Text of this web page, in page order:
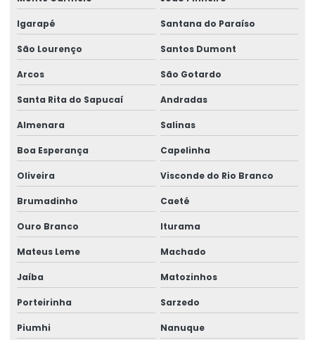
Ribbon 110x300 Cera Resina
Ribbon 110x300 Com Alta Tecnologia
Ribbon 110x450 De Alta Performance
Ribbon 110x450 Para Impressoras Térmicas
Ribbon 110x74 Alta Resistência
Ribbon Com Alta Resistência E Durabilidade
Ribbon De Cera
Ribbon De Impressão
Ribbon Misto Para Impressão
Ribbon Para Impressão De Código De Barras
Ribbon Resina Alta Performance
Igarapé Santana do Paraíso
São Lourenço Santos Dumont
Arcos São Gotardo
Santa Rita do Sapucaí Andradas
Almenara Salinas
Boa Esperança Capelinha
Oliveira Visconde do Rio Branco
Brumadinho Caeté
Ouro Branco Iturama
Mateus Leme Machado
Jaíba Matozinhos
Porteirinha Sarzedo
Piumhi Nanuque